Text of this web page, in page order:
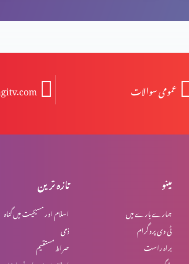
عمومی سوالات
تازہ ترین
اسلام اور مسیحیت میں گناہ
ذمی
صراط مستقیم
مینو
ہمارے بارے میں
ٹی وی پروگرام
براہ راست